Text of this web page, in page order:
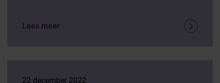
Lees meer
22 december 2022